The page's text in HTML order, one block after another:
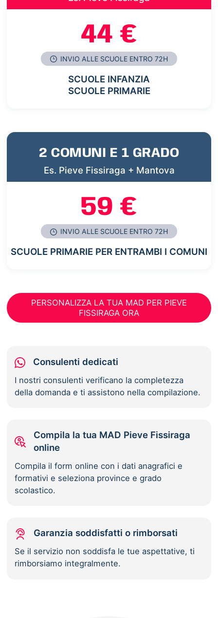
44 €
INVIO ALLE SCUOLE ENTRO 72H
SCUOLE INFANZIA
SCUOLE PRIMARIE
2 COMUNI E 1 GRADO
Es. Pieve Fissiraga + Mantova
59 €
INVIO ALLE SCUOLE ENTRO 72H
SCUOLE PRIMARIE PER ENTRAMBI I COMUNI
PERSONALIZZA LA TUA MAD PER PIEVE
FISSIRAGA ORA
Consulenti dedicati
I nostri consulenti verificano la completezza
della domanda e ti assistono nella compilazione.
Compila la tua MAD Pieve Fissiraga
online
Compila il form online con i dati anagrafici e
formativi e seleziona province e grado
scolastico.
Garanzia soddisfatti o rimborsati
Se il servizio non soddisfa le tue aspettative, ti
rimborsiamo integralmente.